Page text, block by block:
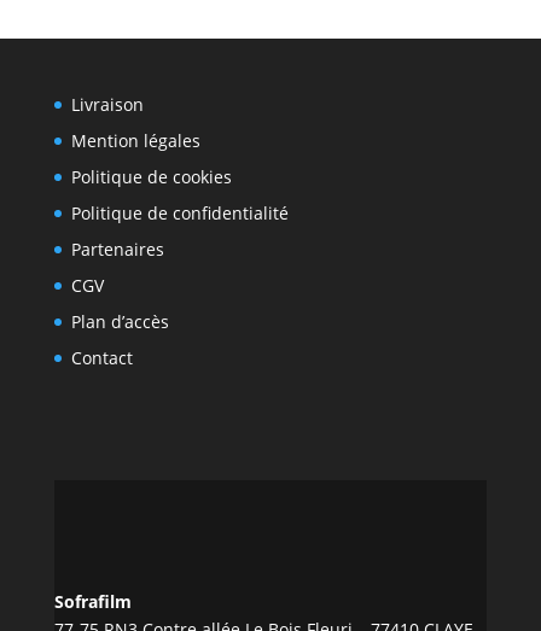
Livraison
Mention légales
Politique de cookies
Politique de confidentialité
Partenaires
CGV
Plan d’accès
Contact
Sofrafilm